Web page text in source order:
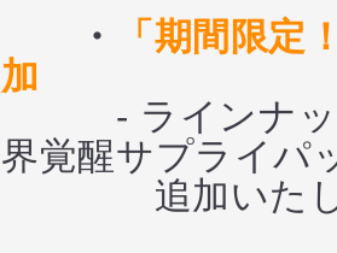
・
「期間限
加
- ラインナップ
界覚醒サプライパ
追加いたし